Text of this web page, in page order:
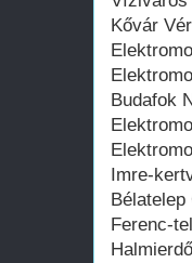
Kővár
Budafok
Imre-
Ferenc-